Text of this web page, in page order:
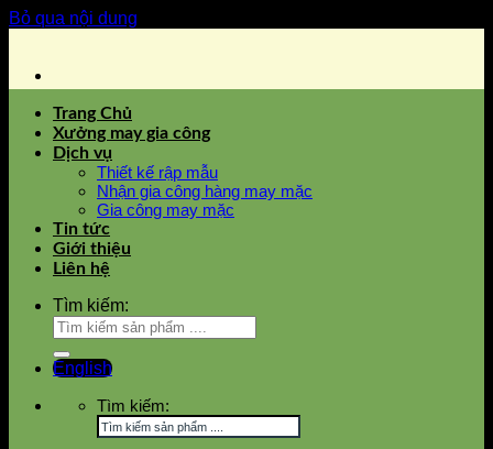
Bỏ qua nội dung
Trang Chủ
Xưởng may gia công
Dịch vụ
Thiết kế rập mẫu
Nhận gia công hàng may mặc
Gia công may mặc
Tin tức
Giới thiệu
Liên hệ
Tìm kiếm:
English
Tìm kiếm: